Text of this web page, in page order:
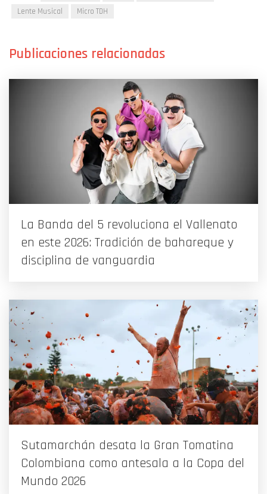
Lente Musical Micro TDH
La Banda del 5 revoluciona el Vallenato
en este 2026: Tradición de bahareque y
disciplina de vanguardia
Sutamarchán desata la Gran Tomatina
Colombiana como antesala a la Copa del
Mundo 2026